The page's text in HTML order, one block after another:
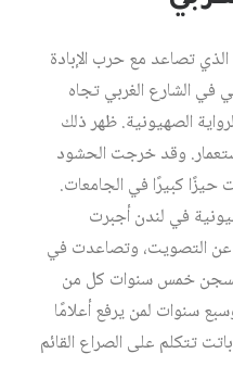
تصاعد مع حرب الإبادة
في الشارع الغربي تجاه
الصهيونية. ظهر ذلك
وقد خرجت الحشود
كبيرًا في الجامعات.
في لندن أجبرت
عن التصويت، وتصاعدت في
خمس سنوات كل من
سنوات لمن يرفع أعلامًا
تتكلم على الصراع القائم